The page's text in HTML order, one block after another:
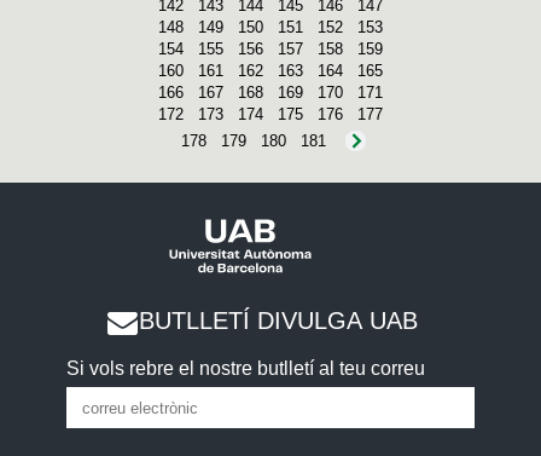
142
143 144 145 146
147
148
149 150 151 152
153
154
155 156 157 158
159
160
161 162 163 164
165
166
167 168 169 170
171
172
173 174 175 176
177
178
179 180 181
BUTLLETÍ DIVULGA UAB
Si vols rebre el nostre butlletí al teu correu